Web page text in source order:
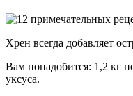
Хрен всегда добавляет
Вам понадобится: 1,2 кг
уксуса.